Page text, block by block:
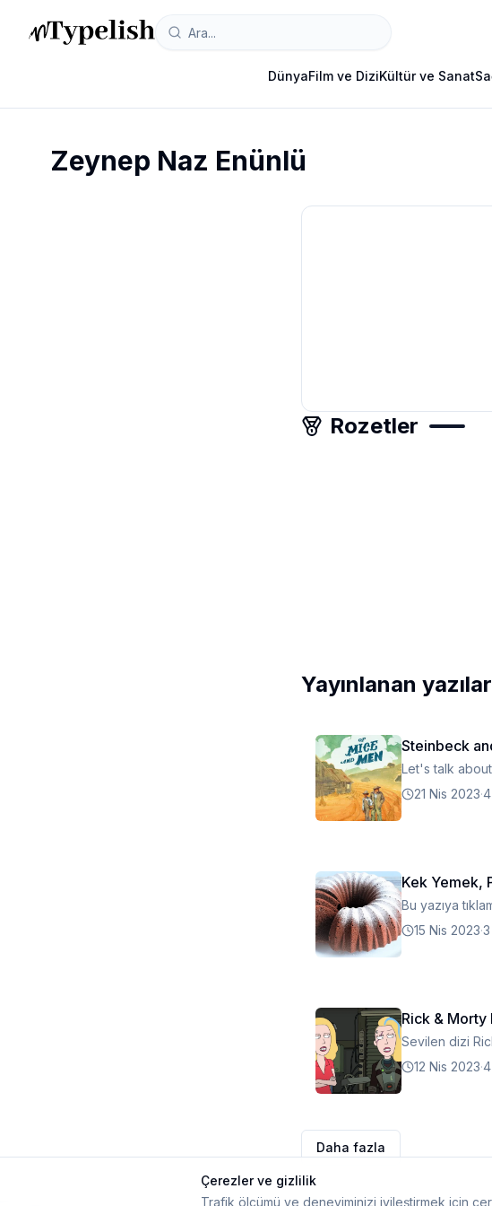
DünyaFilm ve DiziKültür ve Sanat
Zeynep Naz Enünlü
Rozetler
Yayınlanan yazılar
Steinbeck
Let's talk
21 Nis 2023·
Kek Yemek,
Bu yazıya
15 Nis 2023·
Rick &
Sevilen dizi
12 Nis 2023·
Daha fazla
Çerezler ve gizlilik
Trafik ölçümü ve deneyiminizi iyileştirmek için